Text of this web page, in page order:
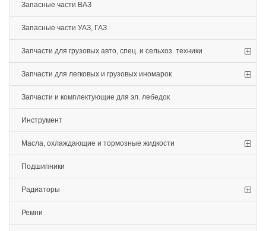
Запасные части ВАЗ
Запасные части УАЗ, ГАЗ
Запчасти для грузовых авто, спец. и сельхоз. техники
Запчасти для легковых и грузовых иномарок
Запчасти и комплектующие для эл. лебедок
Инструмент
Масла, охлаждающие и тормозные жидкости
Подшипники
Радиаторы
Ремни